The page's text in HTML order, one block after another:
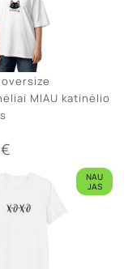
MIAU katinėlio
€
NAU
JAS